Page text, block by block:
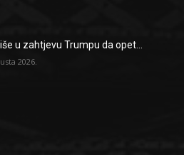
u zahtjevu Trumpu da opet...
2026.